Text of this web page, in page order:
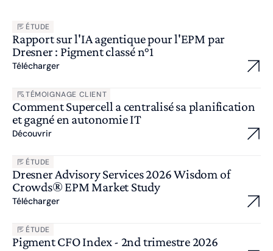
ÉTUDE
Rapport sur l'IA agentique pour l'EPM par
Dresner : Pigment classé n°1
Télécharger
TÉMOIGNAGE CLIENT
Comment Supercell a centralisé sa planification
et gagné en autonomie IT
Découvrir
ÉTUDE
Dresner Advisory Services 2026 Wisdom of
Crowds® EPM Market Study
Télécharger
ÉTUDE
Pigment CFO Index - 2nd trimestre 2026